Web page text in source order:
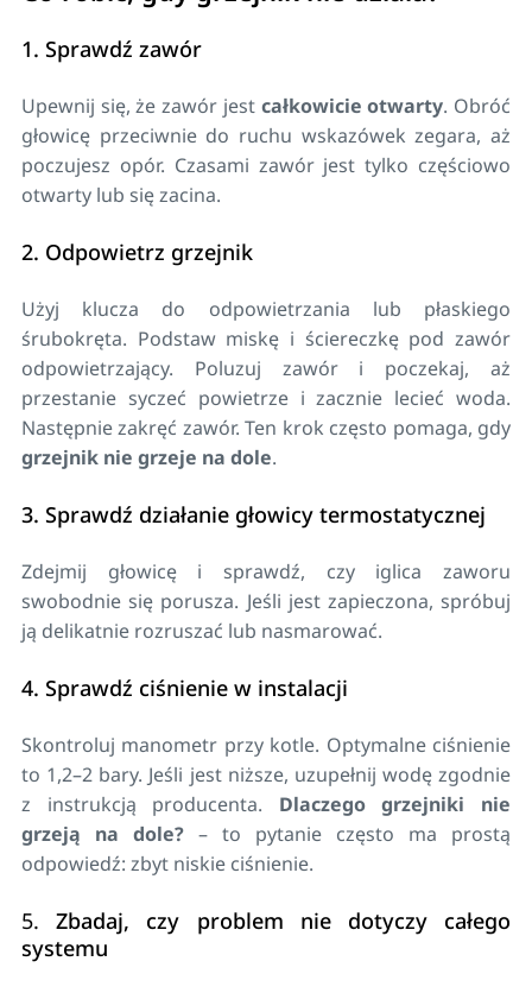
1. Sprawdź zawór
Upewnij się, że zawór jestcałkowicie otwarty. Obróć
głowicę przeciwnie do ruchu wskazówek zegara, aż
poczujesz opór. Czasami zawór jest tylko częściowo
otwarty lub się zacina.
2. Odpowietrz grzejnik
Użyj klucza do odpowietrzania lub płaskiego
śrubokręta. Podstaw miskę i ściereczkę pod zawór
odpowietrzający. Poluzuj zawór i poczekaj, aż
przestanie syczeć powietrze i zacznie lecieć woda.
Następnie zakręć zawór. Ten krok często pomaga, gdy
grzejnik nie grzeje na dole.
3. Sprawdź działanie głowicy termostatycznej
Zdejmij głowicę i sprawdź, czy iglica zaworu
swobodnie się porusza. Jeśli jest zapieczona, spróbuj
ją delikatnie rozruszać lub nasmarować.
4. Sprawdź ciśnienie w instalacji
Skontroluj manometr przy kotle. Optymalne ciśnienie
to 1,2–2 bary. Jeśli jest niższe, uzupełnij wodę zgodnie
z instrukcją producenta. Dlaczego grzejniki nie
grzeją na dole? – to pytanie często ma prostą
odpowiedź: zbyt niskie ciśnienie.
5.Zbadaj, czy problem nie dotyczy całego
systemu